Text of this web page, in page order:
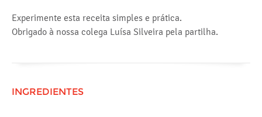
Experimente esta receita simples e prática.
Obrigado à nossa colega Luísa Silveira pela partilha.
INGREDIENTES